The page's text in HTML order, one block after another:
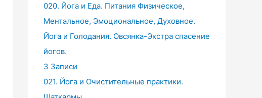
020. Йога и Еда. Питания Физическое,
Ментальное, Эмоциональное, Духовное.
Йога и Голодания. Овсянка-Экстра спасение
йогов.
3 Записи
021. Йога и Очистительные практики.